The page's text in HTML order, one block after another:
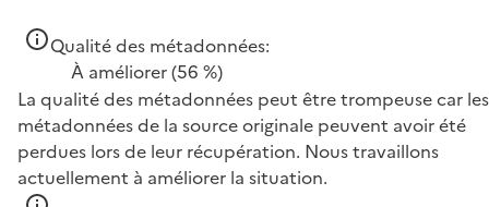
Qualité des métadonnées:
À améliorer(56 %)
La qualité des métadonnées peut être trompeuse car les
métadonnées de la source originale peuvent avoir été
perdues lors de leur récupération. Nous travaillons
actuellement à améliorer la situation.